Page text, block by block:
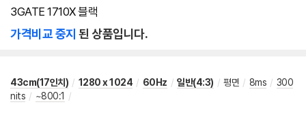
3GATE 1710X 블랙
가격비교 중지 된 상품입니다.
43cm(17인치) / 1280 x 1024 / 60Hz / 일반(4:3) / 평면 / 8ms / 300
nits / ~800:1 /